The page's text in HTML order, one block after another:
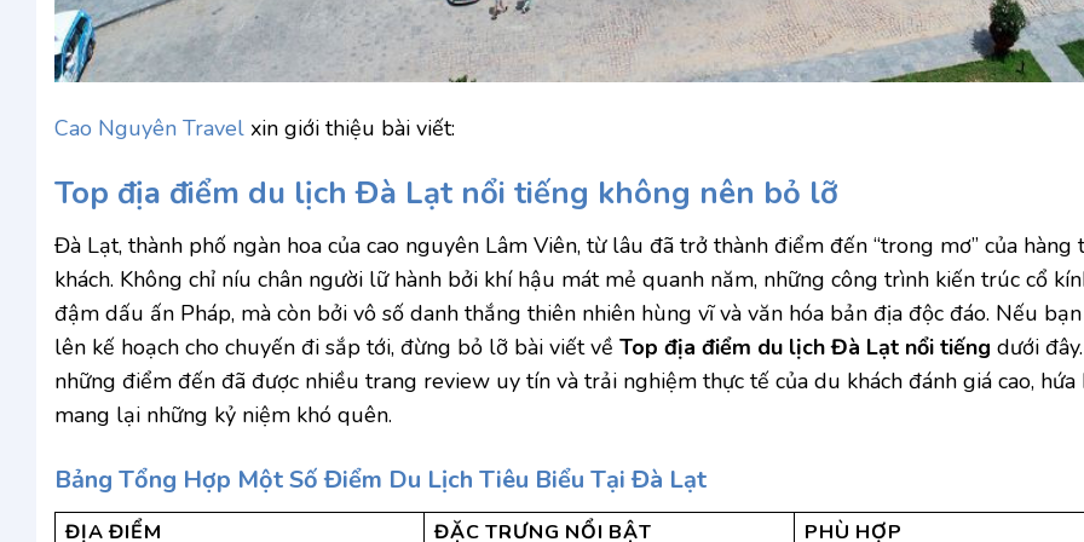
Cao Nguyên Travel xin giới thiệu bài viết:
Top địa điểm du lịch Đà Lạt nổi tiếng không nên bỏ lỡ
Đà Lạt, thành phố ngàn hoa của cao nguyên Lâm Viên, từ lâu đã trở thành điểm đến “trong mơ” của hàng
khách. Không chỉ níu chân người lữ hành bởi khí hậu mát mẻ quanh năm, những công trình kiến trúc cổ
đậm dấu ấn Pháp, mà còn bởi vô số danh thắng thiên nhiên hùng vĩ và văn hóa bản địa độc đáo. Nếu
lên kế hoạch cho chuyến đi sắp tới, đừng bỏ lỡ bài viết về Top địa điểm du lịch Đà Lạt nổi tiếng dưới
những điểm đến đã được nhiều trang review uy tín và trải nghiệm thực tế của du khách đánh giá cao, hứa
mang lại những kỷ niệm khó quên.
Bảng Tổng Hợp Một Số Điểm Du Lịch Tiêu Biểu Tại Đà Lạt
ĐỊA ĐIỂM ĐẶC TRƯNG NỔI BẬT
PHÙ HỢP